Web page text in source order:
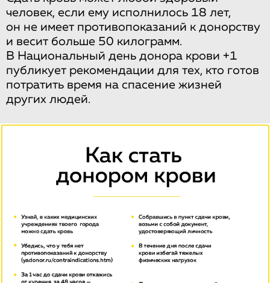
человек, если ему исполнилось 18 лет,
он не имеет противопоказаний к донорству
и весит больше 50 килограмм.
В Национальный день донора крови +1
публикует рекомендации для тех, кто готов
потратить время на спасение жизней
других людей.